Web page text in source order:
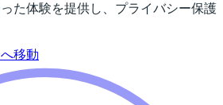
た体験を提供し、プライバシー保護
移動